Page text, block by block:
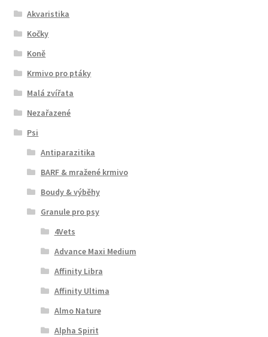
Akvaristika
Kočky
Koně
Krmivo pro ptáky
Malá zvířata
Nezařazené
Psi
Antiparazitika
BARF & mražené krmivo
Boudy & výběhy
Granule pro psy
4Vets
Advance Maxi Medium
Affinity Libra
Affinity Ultima
Almo Nature
Alpha Spirit